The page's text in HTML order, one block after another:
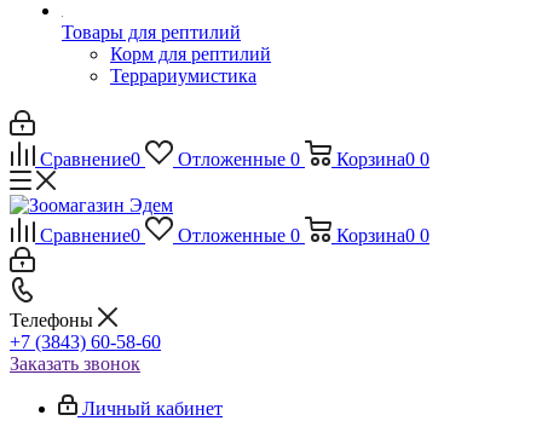
Товары для рептилий
Корм для рептилий
Террариумистика
Сравнение0 Отложенные 0 Корзина0 0
Сравнение0 Отложенные 0 Корзина0 0
Телефоны
+7 (3843) 60-58-60
Заказать звонок
Личный кабинет